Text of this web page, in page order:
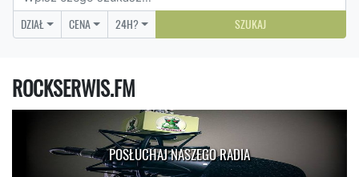
DZIAŁ CENA 24H? SZUKAJ
ROCKSERWIS.FM
POSŁUCHAJ NASZEGO RADIA